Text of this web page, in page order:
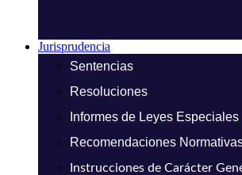
Jurisprudencia
Sentencias
Resoluciones
Informes de Leyes Especiales
Recomendaciones
Instrucciones de Carácter